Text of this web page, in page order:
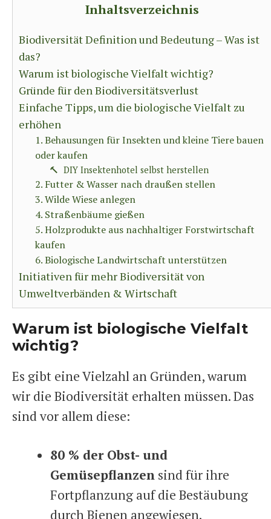
Inhaltsverzeichnis
Biodiversität Definition und Bedeutung – Was ist
das?
Warum ist biologische Vielfalt wichtig?
Gründe für den Biodiversitätsverlust
Einfache Tipps, um die biologische Vielfalt zu
erhöhen
1. Behausungen für Insekten und kleine Tiere bauen
oder kaufen
🔨 DIY Insektenhotel selbst herstellen
2. Futter & Wasser nach draußen stellen
3. Wilde Wiese anlegen
4. Straßenbäume gießen
5. Holzprodukte aus nachhaltiger Forstwirtschaft
kaufen
6. Biologische Landwirtschaft unterstützen
Initiativen für mehr Biodiversität von
Umweltverbänden & Wirtschaft
Warum ist biologische Vielfalt
wichtig?
Es gibt eine Vielzahl an Gründen, warum
wir die Biodiversität erhalten müssen. Das
sind vor allem diese:
80 % der Obst- und
Gemüsepflanzen sind für ihre
Fortpflanzung auf die Bestäubung
durch Bienen angewiesen.